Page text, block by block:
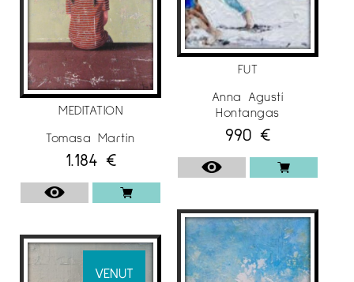
MEDITATION
Tomasa Martín
1.184 €
VENUT
FUT
Anna Agustí
Hontangas
990 €